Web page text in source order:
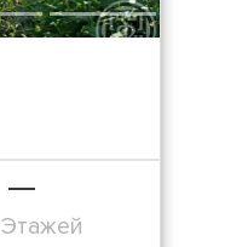
—
Этажей